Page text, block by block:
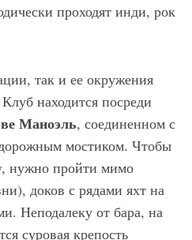
проходят инди, рок
так и ее окружения
находится посреди
Маноэль, соединенном с
мостиком. Чтобы
нужно пройти мимо
доков с рядами яхт на
Неподалеку от бара, на
суровая крепость